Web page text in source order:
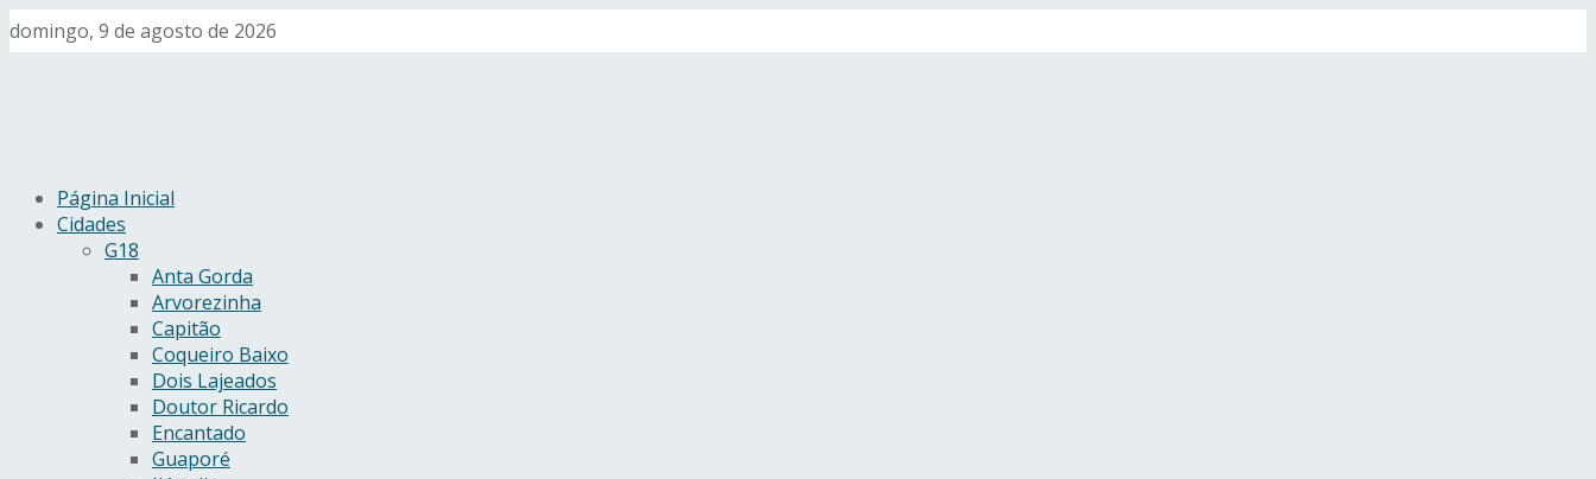
domingo, 9 de agosto de 2026
Página Inicial
Cidades
G18
Anta Gorda
Arvorezinha
Capitão
Coqueiro Baixo
Dois Lajeados
Doutor Ricardo
Encantado
Guaporé